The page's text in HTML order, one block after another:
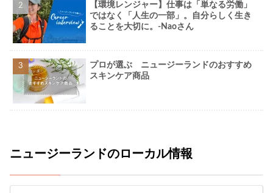
【環境レンジャー】仕事は「単なる労働」
ではなく「人生の一部」。自分らしく生き
ることを大切に。-Naoさん
プロが選ぶ ニュージーランドのおすすめ
スキンケア商品
ニュージーランドのローカル情報